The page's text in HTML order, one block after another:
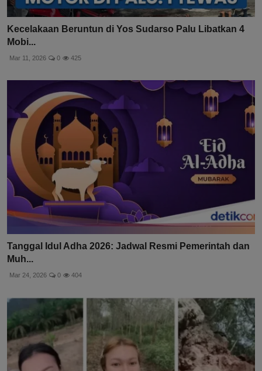
Kecelakaan Beruntun di Yos Sudarso Palu Libatkan 4
Mobi...
Mar 11, 2026 0 425
Tanggal Idul Adha 2026: Jadwal Resmi Pemerintah dan
Muh...
Mar 24, 2026 0 404